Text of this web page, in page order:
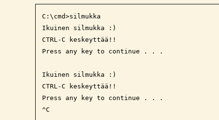
C:\cmd>silmukka
Ikuinen silmukka :)
CTRL-C keskeyttää!!
Press any key to continue . . .
Ikuinen silmukka :)
CTRL-C keskeyttää!!
Press any key to continue . . .
^C